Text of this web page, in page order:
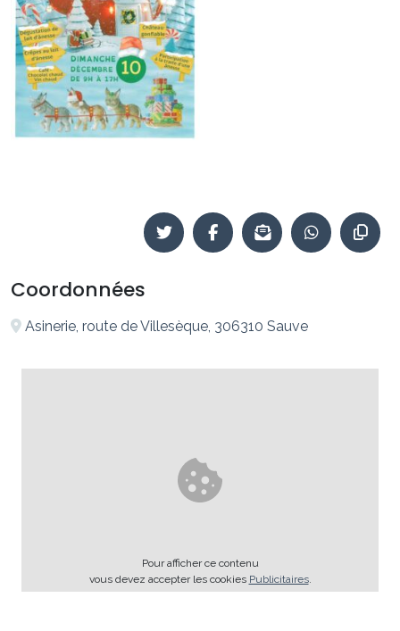
Coordonnées
Asinerie, route de Villesèque, 306310 Sauve
Pour afficher ce contenu
vous devez accepter les cookies Publicitaires.